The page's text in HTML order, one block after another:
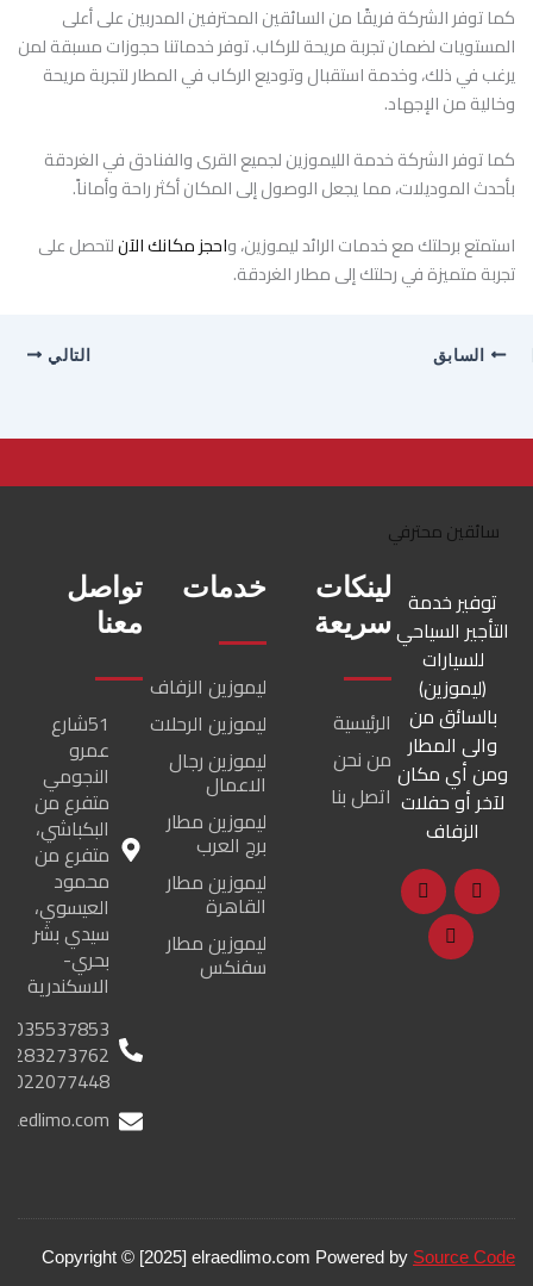
كما توفر الشركة فريقًا من السائقين المحترفين المدربين على أعلى
المستويات لضمان تجربة مريحة للركاب. توفر خدماتنا حجوزات مسبقة لمن
يرغب في ذلك، وخدمة استقبال وتوديع الركاب في المطار لتجربة مريحة
وخالية من الإجهاد.
كما توفر الشركة خدمة الليموزين لجميع القرى والفنادق في الغردقة
بأحدث الموديلات، مما يجعل الوصول إلى المكان أكثر راحة وأماناً.
استمتع برحلتك مع خدمات الرائد ليموزين، واحجز مكانك الآنلتحصل على
تجربة متميزة في رحلتك إلى مطار الغردقة.
السابق التالي
توفير خدمة
التأجير السياحي
للسيارات
(ليموزين)
بالسائق من
والى المطار
ومن أي مكان
لآخر أو حفلات
الزفاف
لينكات
سريعة
الرئيسية
من نحن
اتصل بنا
خدمات
ليموزين الزفاف
ليموزين الرحلات
ليموزين رجال
الاعمال
ليموزين مطار
برج العرب
ليموزين مطار
القاهرة
ليموزين مطار
سفنكس
تواصل
معنا
51شارع
عمرو
النجومي
متفرع من
البكباشي،
متفرع من
محمود
العيسوي،
سيدي بشر
بحري-
الاسكندرية
035537853
Copyright © [2025] elraedlimo.com Powered by Source Code